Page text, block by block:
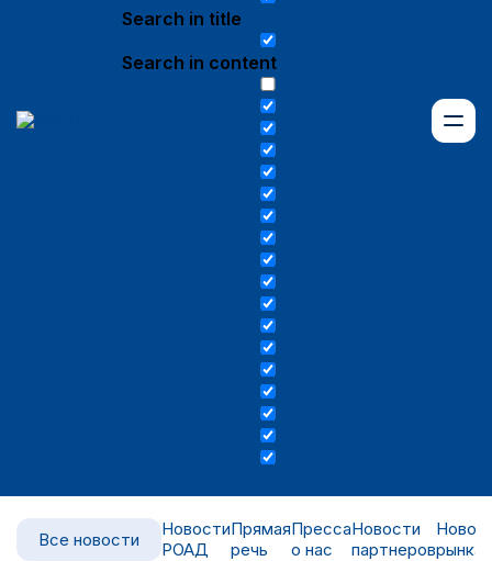
Search in title
Search in content
Все новости
Новости
РОАД
Прямая
речь
Пресса
о нас
Новости
партнероврынка